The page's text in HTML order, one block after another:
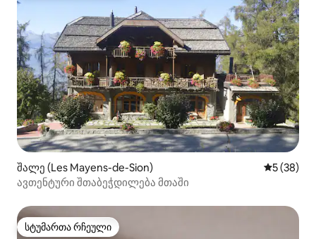
შალე (Les Mayens-de-Sion) საშუალო
5 (38)
ავთენტური შთაბეჭდილება მთაში
სტუმართა რჩეული
სტუმართა რჩეული